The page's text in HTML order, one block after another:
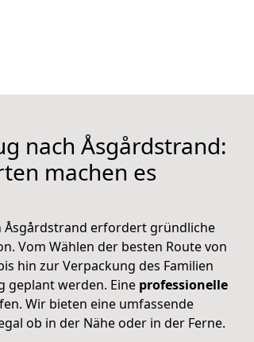
nach Åsgårdstrand:
machen es
Åsgårdstrand erfordert gründliche
Vom Wählen der besten Route von
hin zur Verpackung des Familien
geplant werden. Eine professionelle
Wir bieten eine umfassende
ob in der Nähe oder in der Ferne.